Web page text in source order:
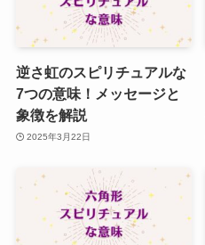
逆さ虹のスピリチュアルな
7つの意味！メッセージと
象徴を解説
2025年3月22日